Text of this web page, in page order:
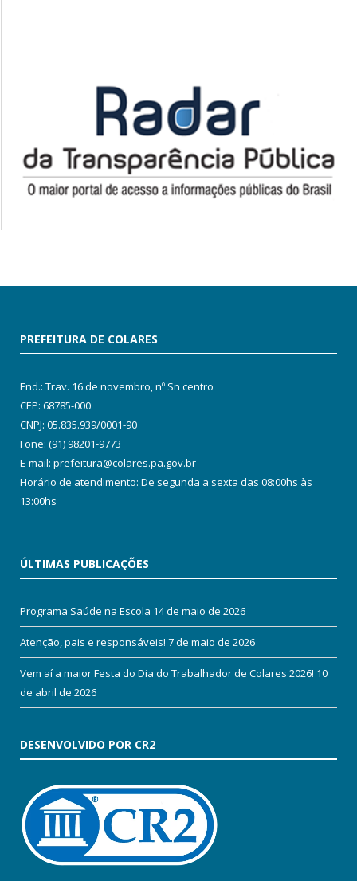
PREFEITURA DE COLARES
End.: Trav. 16 de novembro, nº Sn centro
CEP: 68785-000
CNPJ: 05.835.939/0001-90
Fone: (91) 98201-9773
E-mail: prefeitura@colares.pa.gov.br
Horário de atendimento: De segunda a sexta das 08:00hs às
13:00hs
ÚLTIMAS PUBLICAÇÕES
Programa Saúde na Escola 14 de maio de 2026
Atenção, pais e responsáveis! 7 de maio de 2026
Vem aí a maior Festa do Dia do Trabalhador de Colares 2026! 10
de abril de 2026
DESENVOLVIDO POR CR2